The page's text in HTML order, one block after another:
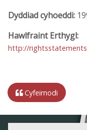
Dyddiad cyhoeddi:
Hawlfraint Erthygl:
http://
Cyfeirnodi